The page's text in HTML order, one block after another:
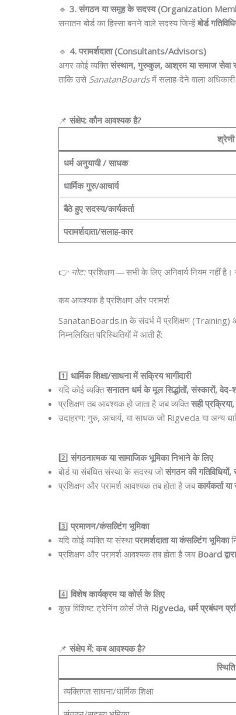
🔹3. संगठन या समूह के सदस्य (Organization
सनातन बोर्ड का हिस्सा बनने वाले सदस्य जिन्हेंबोर्ड
🔹 4. परामर्शदाता (Consultants/Advisors)
अगर कोई व्यक्तिसंस्थान, गुरुकुल, आश्रम या समाज सेवा
ताकि उसे SanatanBoardsमें सलाह‑देने वाला
📌संक्षेप: कौन आवश्यक है?
श्रेणी
धर्म अनुयायी / साधक
धार्मिक गुरु/आचार्य
बैठे हुए सदस्य/कार्यकर्ता
परामर्शदाता/सलाह‑कार
👉 नोट:प्रशिक्षण — सभी के लिए अनिवार्य नियम नहीं
कब आवश्यक है प्रशिक्षण और परामर्श
SanatanBoards.in के संदर्भ में प्रशिक्षण (Training)
निम्नलिखित परिस्थितियों में आती हैं:
1️⃣धार्मिक शिक्षा/साधना में सक्रिय भागीदारी
यदि कोई व्यक्तिसनातन धर्म के मूल सिद्धांतों, संस्कारों,
प्रशिक्षण तब आवश्यक हो जाता है जब व्यक्तिसही प्रक्रिया,
उदाहरण: गुरु, आचार्य, या साधक जो Rigveda या अन्य
2️⃣संगठनात्मक या सामाजिक भूमिका निभाने के लिए
बोर्ड या संबंधित संस्था के सदस्य जोसंगठन की
प्रशिक्षण और परामर्श आवश्यक तब होता है जबकार्यकर्ता
3️⃣प्रमाणन/कंसल्टिंग भूमिका
यदि कोई व्यक्ति या संस्थापरामर्शदाता या कंसल्टिंग भूमिका
प्रशिक्षण और परामर्श आवश्यक तब होता है जब Board
4️⃣विशेष कार्यक्रम या कोर्स के लिए
कुछ विशिष्ट ट्रेनिंग कोर्स जैसे Rigveda, धर्म प्रबंधन
📌संक्षेप में: कब आवश्यक है?
स्थिति
व्यक्तिगत साधना/धार्मिक शिक्षा